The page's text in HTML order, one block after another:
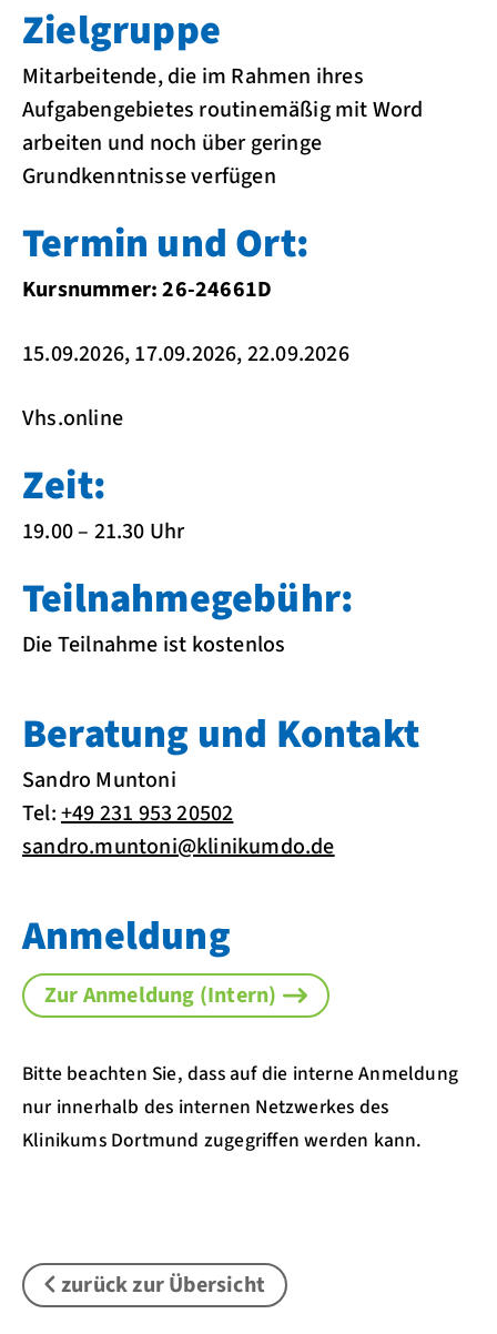
Zielgruppe
Mitarbeitende, die im Rahmen ihres
Aufgabengebietes routinemäßig mit Word
arbeiten und noch über geringe
Grundkenntnisse verfügen
Termin und Ort:
Kursnummer: 26-24661D
15.09.2026, 17.09.2026, 22.09.2026
Vhs.online
Zeit:
19.00 – 21.30 Uhr
Teilnahmegebühr:
Die Teilnahme ist kostenlos
Beratung und Kontakt
Sandro Muntoni
Tel:+49 231 953 20502
sandro.muntoni@klinikumdo.de
Anmeldung
Zur Anmeldung (Intern)
Bitte beachten Sie, dass auf die interne Anmeldung
nur innerhalb des internen Netzwerkes des
Klinikums Dortmund zugegriffen werden kann.
zurück zur Übersicht